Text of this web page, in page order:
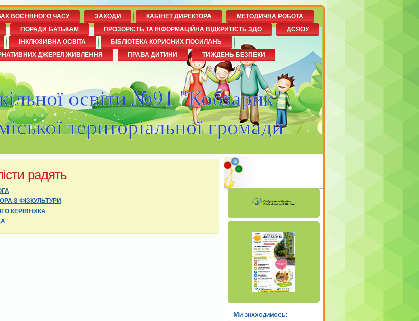
освіти №91 "Кобзарик"
територіальної громади
ВОЄНННОГО ЧАСУ ЗАХОДИ КАБІНЕТ ДИРЕКТОРА
МЕТОДИЧНА РОБОТА
ПОРАДИ БАТЬКАМ ПРОЗОРІСТЬ ТА ІНФОРМАЦІЙНА ВІДКРИТІСТЬ ЗДО
ДСЯОУ
ІНКЛЮЗИВНА ОСВІТА
БІБЛІОТЕКА КОРИСНИХ ПОСИЛАНЬ
ДЖЕРЕЛ ЖИВЛЕННЯ
ПРАВА ДИТИНИ ТИЖДЕНЬ БЕЗПЕКИ
радять
З ФІЗКУЛЬТУРИ
КЕРІВНИКА
Ми знаходимось: